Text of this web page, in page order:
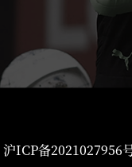
沪ICP备2021027956